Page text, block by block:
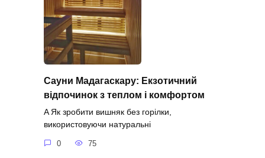
Сауни Мадагаскару: Екзотичний
відпочинок з теплом і комфортом
A Як зробити вишняк без горілки,
використовуючи натуральні
0 75